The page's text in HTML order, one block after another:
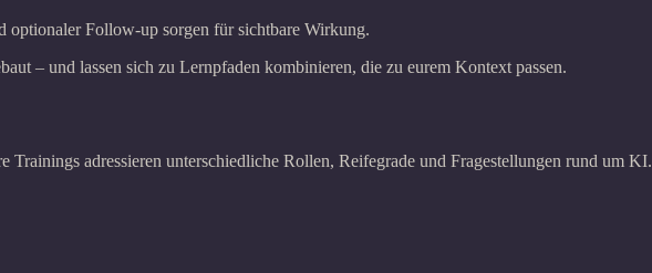
optionaler Follow-up sorgen für sichtbare Wirkung.
– und lassen sich zu Lernpfaden kombinieren, die zu eurem Kontext passen.
Trainings adressieren unterschiedliche Rollen, Reifegrade und Fragestellungen rund um KI.